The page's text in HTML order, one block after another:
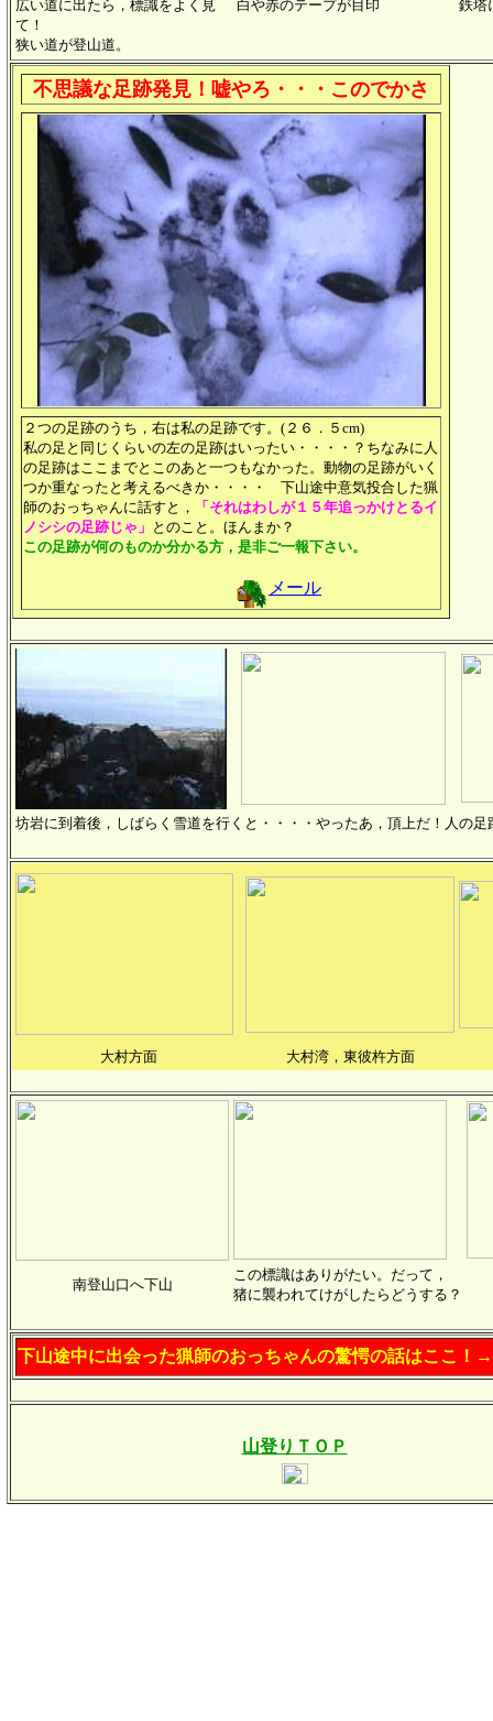
広い道に出たら，標識をよく見
て！
狭い道が登山道。
白や赤のテープが目印 鉄塔
不思議な足跡発見！嘘やろ・・・このでかさ
２つの足跡のうち，右は私の足跡です。(２６．５cm)
私の足と同じくらいの左の足跡はいったい・・・・？ちなみに人
の足跡はここまでとこのあと一つもなかった。動物の足跡がいく
つか重なったと考えるべきか・・・・ 下山途中意気投合した猟
師のおっちゃんに話すと，
「それはわしが１５年追っかけとるイ
ノシシの足跡じゃ」 とのこと。ほんまか？
この足跡が何のものか分かる方，是非ご一報下さい。
メール
坊岩に到着後，しばらく雪道を行くと・・・・やったあ，頂上だ！人の
大村方面 大村湾，東彼杵方面
南登山口へ下山
この標識はありがたい。だって，
猪に襲われてけがしたらどうする？
下山途中に出会った猟師のおっちゃんの驚愕の話はここ！→
山登りＴＯＰ